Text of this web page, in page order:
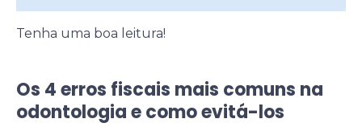
Tenha uma boa leitura!
Os 4 erros fiscais mais comuns na
odontologia e como evitá-los